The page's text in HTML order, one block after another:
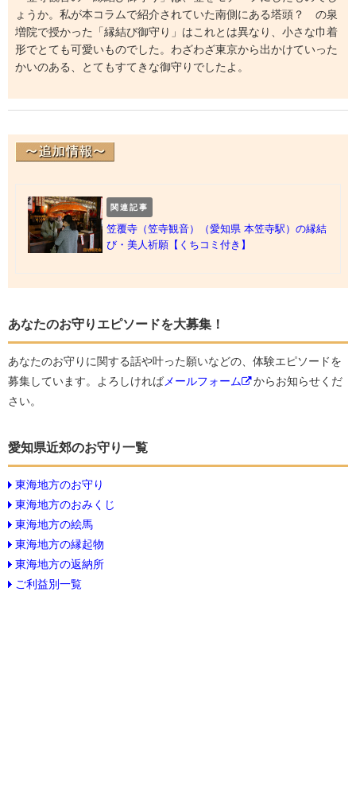
ょうか。私が本コラムで紹介されていた南側にある塔頭？ の泉
増院で授かった「縁結び御守り」はこれとは異なり、小さな巾着
形でとても可愛いものでした。わざわざ東京から出かけていった
かいのある、とてもすてきな御守りでしたよ。
関連記事
笠覆寺（笠寺観音）（愛知県 本笠寺駅）の縁結
び・美人祈願【くちコミ付き】
あなたのお守りエピソードを大募集！
あなたのお守りに関する話や叶った願いなどの、体験エピソードを
募集しています。よろしければ メールフォーム
からお知らせくだ
さい。
愛知県近郊のお守り一覧
東海地方のお守り
東海地方のおみくじ
東海地方の絵馬
東海地方の縁起物
東海地方の返納所
ご利益別一覧